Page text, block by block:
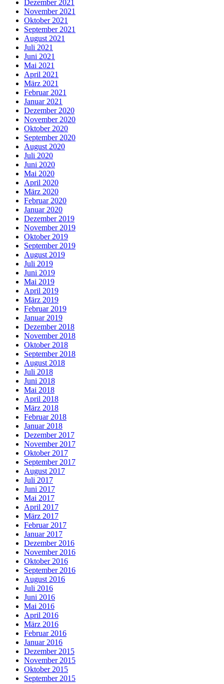
Dezember 2021
November 2021
Oktober 2021
September 2021
August 2021
Juli 2021
Juni 2021
Mai 2021
April 2021
März 2021
Februar 2021
Januar 2021
Dezember 2020
November 2020
Oktober 2020
September 2020
August 2020
Juli 2020
Juni 2020
Mai 2020
April 2020
März 2020
Februar 2020
Januar 2020
Dezember 2019
November 2019
Oktober 2019
September 2019
August 2019
Juli 2019
Juni 2019
Mai 2019
April 2019
März 2019
Februar 2019
Januar 2019
Dezember 2018
November 2018
Oktober 2018
September 2018
August 2018
Juli 2018
Juni 2018
Mai 2018
April 2018
März 2018
Februar 2018
Januar 2018
Dezember 2017
November 2017
Oktober 2017
September 2017
August 2017
Juli 2017
Juni 2017
Mai 2017
April 2017
März 2017
Februar 2017
Januar 2017
Dezember 2016
November 2016
Oktober 2016
September 2016
August 2016
Juli 2016
Juni 2016
Mai 2016
April 2016
März 2016
Februar 2016
Januar 2016
Dezember 2015
November 2015
Oktober 2015
September 2015